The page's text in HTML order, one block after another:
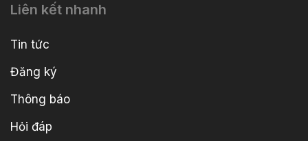
Liên kết nhanh
Tin tức
Đăng ký
Thông báo
Hỏi đáp